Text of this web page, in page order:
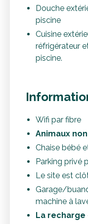
Douche
piscine
Cuisine
réfrigérateur
piscine.
Wifi par fibre
Animaux
Chaise bébé
Parking privé
Le site est
Garage/
machine à
La